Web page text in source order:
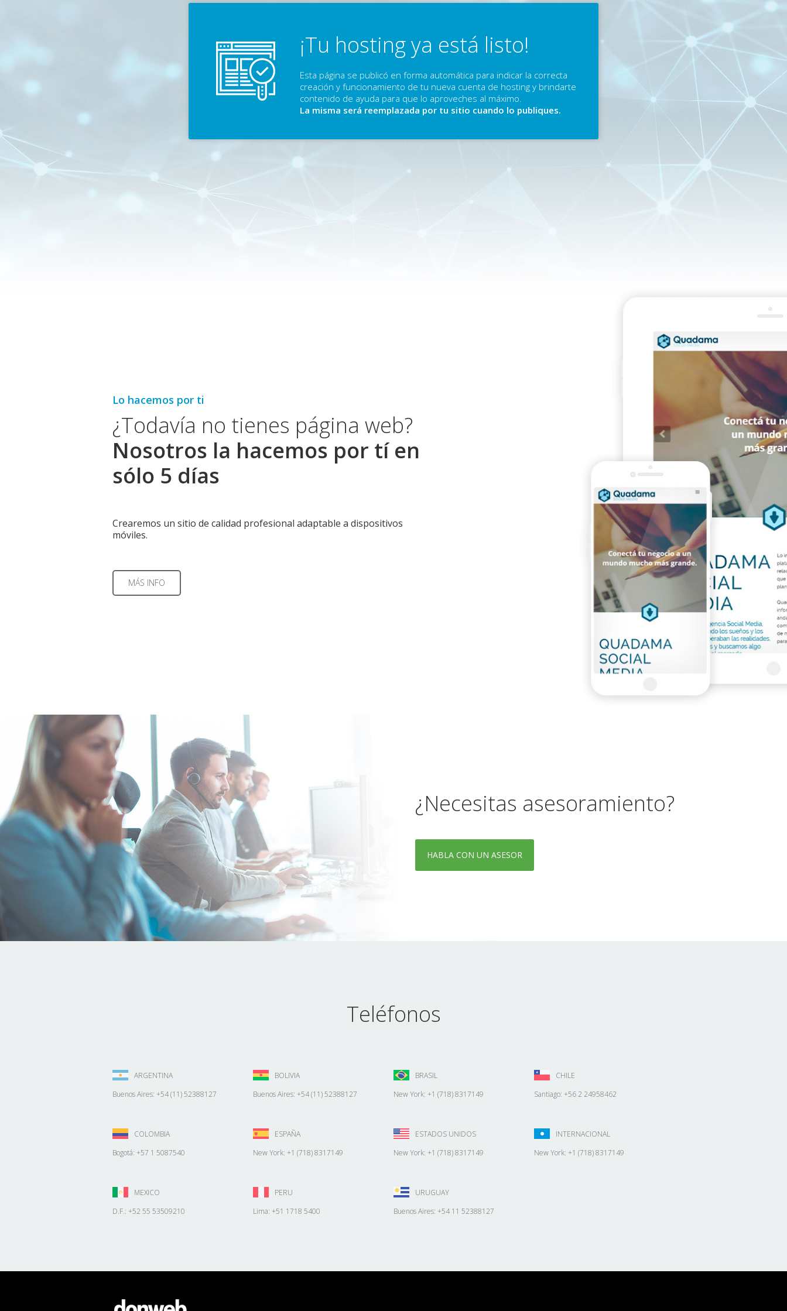
¡Tu hosting ya está listo!
Esta página se publicó en forma automática para indicar la correcta
creación y funcionamiento de tu nueva cuenta de hosting y brindarte
contenido de ayuda para que lo aproveches al máximo.
La misma será reemplazada por tu sitio cuando lo publiques.
Lo hacemos por ti
¿Todavía no tienes página web?
Nosotros la hacemos por tí en
sólo 5 días
Crearemos un sitio de calidad profesional adaptable a dispositivos
móviles.
MÁS INFO
¿Necesitas asesoramiento?
HABLA CON UN ASESOR
Teléfonos
ARGENTINA
Buenos Aires: +54 (11) 52388127
BOLIVIA
Buenos Aires: +54 (11) 52388127
BRASIL
New York: +1 (718) 8317149
CHILE
Santiago: +56 2 24958462
COLOMBIA
Bogotá: +57 1 5087540
ESPAÑA
New York: +1 (718) 8317149
ESTADOS UNIDOS
New York: +1 (718) 8317149
INTERNACIONAL
New York: +1 (718) 8317149
MEXICO
D.F.: +52 55 53509210
PERU
Lima: +51 1718 5400
URUGUAY
Buenos Aires: +54 11 52388127